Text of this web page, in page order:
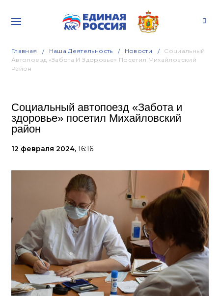
Главная Наша Деятельность Новости
Социальный
Автопоезд «Забота И Здоровье» Посетил Михайловский
Район
Социальный автопоезд «Забота и
здоровье» посетил Михайловский
район
12 февраля 2024, 16:16